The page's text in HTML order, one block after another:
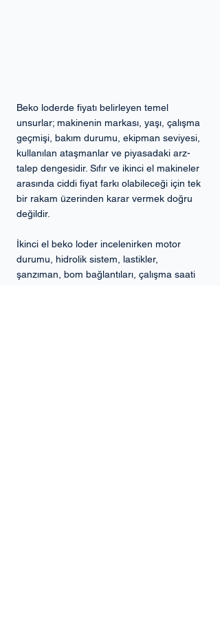
Beko loderde fiyatı belirleyen temel
unsurlar; makinenin markası, yaşı, çalışma
geçmişi, bakım durumu, ekipman seviyesi,
kullanılan ataşmanlar ve piyasadaki arz-
talep dengesidir. Sıfır ve ikinci el makineler
arasında ciddi fiyat farkı olabileceği için tek
bir rakam üzerinden karar vermek doğru
değildir.
İkinci el beko loder incelenirken motor
durumu, hidrolik sistem, lastikler,
şanzıman, bom bağlantıları, çalışma saati